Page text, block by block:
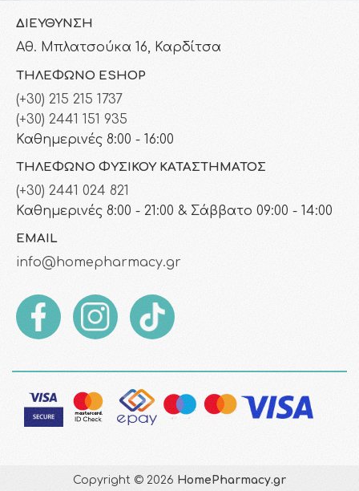
ΔΙΕΎΘΥΝΣΗ
Αθ. Μπλατσούκα 16, Καρδίτσα
ΤΗΛΈΦΩΝΟ ESHOP
(+30) 215 215 1737
(+30) 2441 151 935
Καθημερινές 8:00 - 16:00
ΤΗΛΈΦΩΝΟ ΦΥΣΙΚΟΎ ΚΑΤΑΣΤΉΜΑΤΟΣ
(+30) 2441 024 821
Καθημερινές 8:00 - 21:00 & Σάββατο 09:00 - 14:00
EMAIL
info@homepharmacy.gr
Copyright © 2026 HomePharmacy.gr